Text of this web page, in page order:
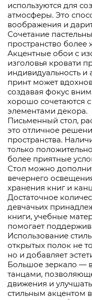
используются для
атмосферы. Это
воображения и
Сочетание
пространство
Акцентные обои с
изголовья кровати
индивидуальность и
принт может
создавая фокус
хорошо сочетаются
элементами декора.
Письменный стол,
это отличное
пространства.
только
более приятные
Стол можно
вечернего
хранения книг и
Достаточное
девчачьих
книги, учебные
помогает
Использование
открытых полок не
но и добавляет
Большое зеркало —
танцами,
движения и
стильным акцентом